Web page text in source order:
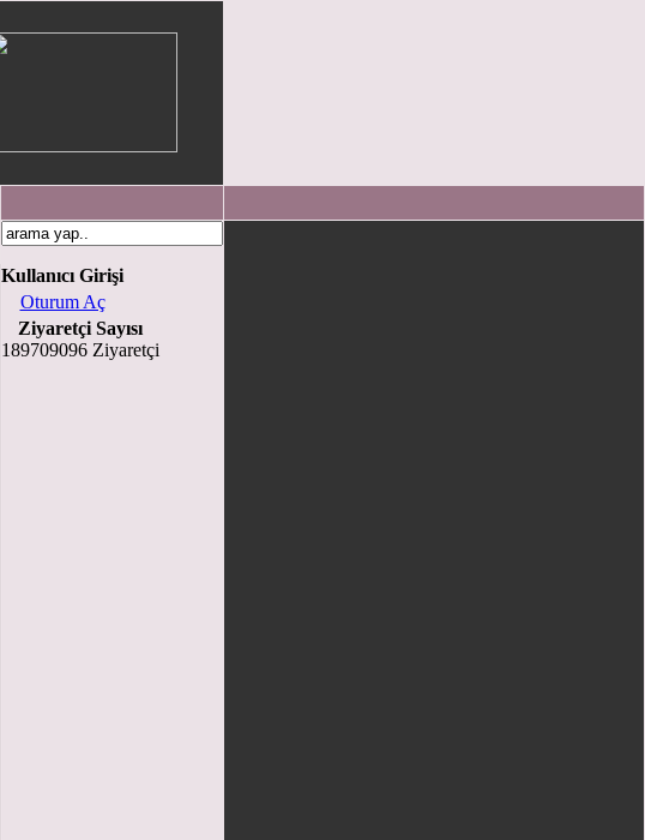
Kullanıcı Girişi
Oturum Aç
Ziyaretçi Sayısı
189709096 Ziyaretçi